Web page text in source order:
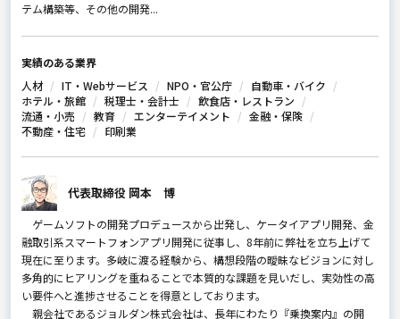
テム構築等、その他の開発...
実績のある業界
人材
IT・Webサービス NPO・官公庁
自動車・バイク
ホテル・旅館
税理士・会計士
飲食店・レストラン
流通・小売
教育 エンターテイメント
金融・保険
不動産・住宅
印刷業
代表取締役 岡本 博
ゲームソフトの開発プロデュースから出発し、ケータイアプリ開発、金
融取引系スマートフォンアプリ開発に従事し、8年前に弊社を立ち上げて
現在に至ります。多岐に渡る経験から、構想段階の曖昧なビジョンに対し
多角的にヒアリングを重ねることで本質的な課題を見いだし、実効性の高
い要件へと進捗させることを得意としております。
親会社であるジョルダン株式会社は、長年にわたり『乗換案内』の開